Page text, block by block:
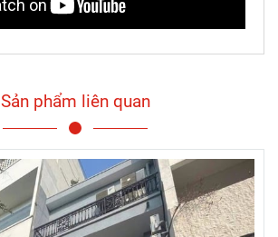
Sản phẩm liên quan